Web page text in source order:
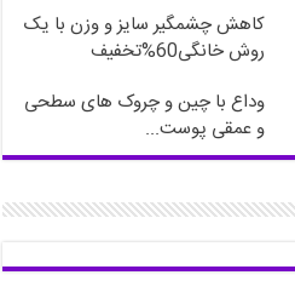
کاهش چشمگیر سایز و وزن با یک
روش خانگی60%تخفیف
وداع با چین و چروک های سطحی
و عمقی پوست...